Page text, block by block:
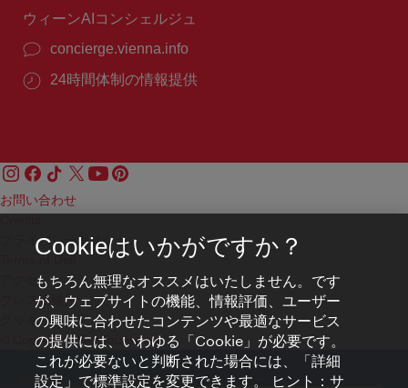
ウィーンAIコンシェルジュ
concierge.vienna.info
24時間体制の情報提供
お問い合わせ
プライバシーポリシー
アクセシビリティ
プレス連絡先
クッキーの設定
© Copyright WienTourismus
Cookieはいかがですか？
もちろん無理なオススメはいたしません。です
が、ウェブサイトの機能、情報評価、ユーザー
の興味に合わせたコンテンツや最適なサービス
の提供には、いわゆる「Cookie」が必要です。
これが必要ないと判断された場合には、「詳細
設定」で標準設定を変更できます。 ヒント：サ